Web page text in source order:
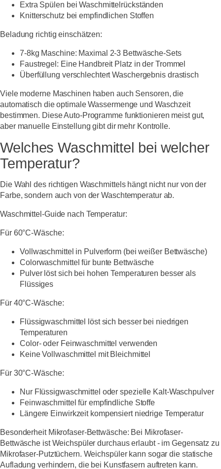
Extra Spülen bei Waschmittelrückständen
Knitterschutz bei empfindlichen Stoffen
Beladung richtig einschätzen:
7-8kg Maschine: Maximal 2-3 Bettwäsche-Sets
Faustregel: Eine Handbreit Platz in der Trommel
Überfüllung verschlechtert Waschergebnis drastisch
Viele moderne Maschinen haben auch Sensoren, die
automatisch die optimale Wassermenge und Waschzeit
bestimmen. Diese Auto-Programme funktionieren meist gut,
aber manuelle Einstellung gibt dir mehr Kontrolle.
Welches Waschmittel bei welcher
Temperatur?
Die Wahl des richtigen Waschmittels hängt nicht nur von der
Farbe, sondern auch von der Waschtemperatur ab.
Waschmittel-Guide nach Temperatur:
Für 60°C-Wäsche:
Vollwaschmittel in Pulverform (bei weißer Bettwäsche)
Colorwaschmittel für bunte Bettwäsche
Pulver löst sich bei hohen Temperaturen besser als
Flüssiges
Für 40°C-Wäsche:
Flüssigwaschmittel löst sich besser bei niedrigen
Temperaturen
Color- oder Feinwaschmittel verwenden
Keine Vollwaschmittel mit Bleichmittel
Für 30°C-Wäsche:
Nur Flüssigwaschmittel oder spezielle Kalt-Waschpulver
Feinwaschmittel für empfindliche Stoffe
Längere Einwirkzeit kompensiert niedrige Temperatur
Besonderheit Mikrofaser-Bettwäsche: Bei Mikrofaser-
Bettwäsche ist Weichspüler durchaus erlaubt - im Gegensatz zu
Mikrofaser-Putztüchern. Weichspüler kann sogar die statische
Aufladung verhindern, die bei Kunstfasern auftreten kann.